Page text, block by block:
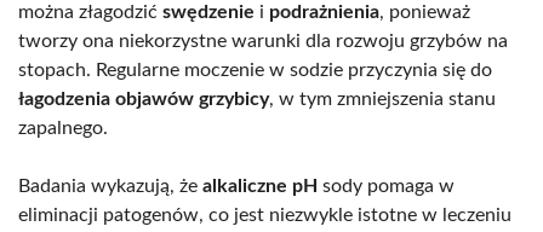
można złagodzić swędzenie i podrażnienia, ponieważ
tworzy ona niekorzystne warunki dla rozwoju grzybów na
stopach. Regularne moczenie w sodzie przyczynia się do
łagodzenia objawów grzybicy, w tym zmniejszenia stanu
zapalnego.
Badania wykazują, że alkaliczne pH sody pomaga w
eliminacji patogenów, co jest niezwykle istotne w leczeniu